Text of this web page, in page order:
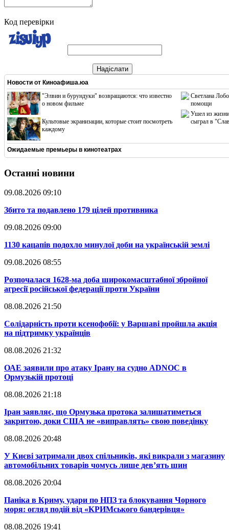
Код перевірки
Надіслати
Новости от Киноафиша.юа
"Элвин и бурундуки" возвращаются: что известно
о новом фильме
Культовые экранизации, которые стоит посмотреть
каждому
Светлана
помощи
Ушел из жизни
сыграл в
Ожидаемые премьеры в кинотеатрах
Останні новини
09.08.2026 09:10
​Збито та подавлено 179 цілей противника
09.08.2026 09:00
​1130 кацапів подохло минулої доби на українській землі
09.08.2026 08:55
​Розпочалася 1628-ма доба широкомасштабної збройної
агресії російської федерації проти України
08.08.2026 21:50
​Солідарність проти ксенофобії: у Варшаві пройшла акція
на підтримку українців
08.08.2026 21:32
​ОАЕ заявили про атаку Ірану на судно ADNOC в
Ормузькій протоці
08.08.2026 21:18
​Іран заявляє, що Ормузька протока залишатиметься
закритою, доки США не «виправлять» свою поведінку
08.08.2026 20:48
​У Києві затримали двох спільників, які викрали з магазину
автомобільних товарів чомусь лише дев’ять шин
08.08.2026 20:04
Паніка в Криму, удари по НПЗ та блокування Чорного
моря: огляд подій від «КРИМського бандерівця»
08.08.2026 19:41